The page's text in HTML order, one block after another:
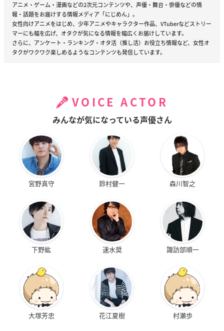
アニメ・ゲーム・漫画などの2次元コンテンツや、声優・舞台・俳優などの情
報・話題をお届けする情報メディア「にじめん」。
女性向けアニメをはじめ、少年アニメやキャラクター作品、VTuberなどストリー
マーにも幅を広げ、オタクが気になる情報を幅広くお届けしています。
さらに、アンケート・ランキング・オタ活（推し活）お役立ち情報など、女性オ
タクがワクワク楽しめるようなコンテンツも発信しています。
VOICE ACTOR
みんなが気になっている声優さん
宮野真守 鈴村健一 森川智之
下野紘 速水奨 諏訪部順一
大塚芳忠 花江夏樹 村瀬歩